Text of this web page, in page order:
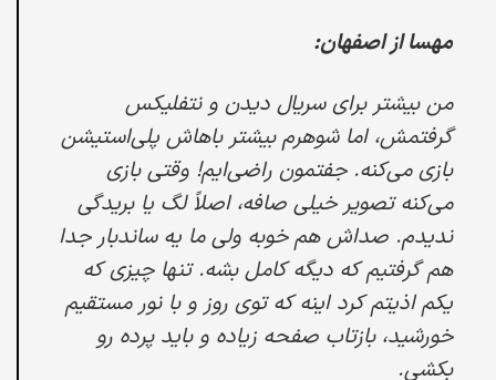
مهسا از اصفهان:
من بیشتر برای سریال دیدن و نتفلیکس
گرفتمش، اما شوهرم بیشتر باهاش پلی‌استیشن
بازی می‌کنه. جفتمون راضی‌ایم! وقتی بازی
می‌کنه تصویر خیلی صافه، اصلاً لگ یا بریدگی
ندیدم. صداش هم خوبه ولی ما یه ساندبار جدا
هم گرفتیم که دیگه کامل بشه. تنها چیزی که
یکم اذیتم کرد اینه که توی روز و با نور مستقیم
خورشید، بازتاب صفحه زیاده و باید پرده رو
بکشی.